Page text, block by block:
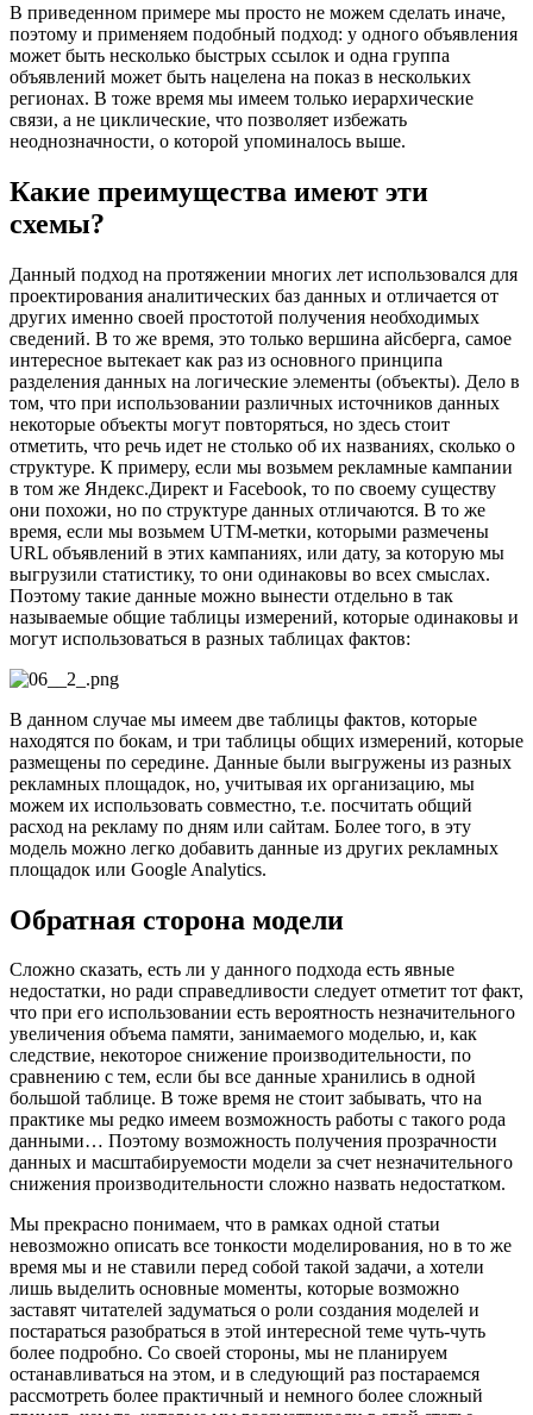
В приведенном примере мы просто не можем сделать иначе,
поэтому и применяем подобный подход: у одного объявления
может быть несколько быстрых ссылок и одна группа
объявлений может быть нацелена на показ в нескольких
регионах. В тоже время мы имеем только иерархические
связи, а не циклические, что позволяет избежать
неоднозначности, о которой упоминалось выше.
Какие преимущества имеют эти
схемы?
Данный подход на протяжении многих лет использовался для
проектирования аналитических баз данных и отличается от
других именно своей простотой получения необходимых
сведений. В то же время, это только вершина айсберга, самое
интересное вытекает как раз из основного принципа
разделения данных на логические элементы (объекты). Дело в
том, что при использовании различных источников данных
некоторые объекты могут повторяться, но здесь стоит
отметить, что речь идет не столько об их названиях, сколько о
структуре. К примеру, если мы возьмем рекламные кампании
в том же Яндекс.Директ и Facebook, то по своему существу
они похожи, но по структуре данных отличаются. В то же
время, если мы возьмем UTM-метки, которыми размечены
URL объявлений в этих кампаниях, или дату, за которую мы
выгрузили статистику, то они одинаковы во всех смыслах.
Поэтому такие данные можно вынести отдельно в так
называемые общие таблицы измерений, которые одинаковы и
могут использоваться в разных таблицах фактов:
В данном случае мы имеем две таблицы фактов, которые
находятся по бокам, и три таблицы общих измерений, которые
размещены по середине. Данные были выгружены из разных
рекламных площадок, но, учитывая их организацию, мы
можем их использовать совместно, т.е. посчитать общий
расход на рекламу по дням или сайтам. Более того, в эту
модель можно легко добавить данные из других рекламных
площадок или Google Analytics.
Обратная сторона модели
Сложно сказать, есть ли у данного подхода есть явные
недостатки, но ради справедливости следует отметит тот факт,
что при его использовании есть вероятность незначительного
увеличения объема памяти, занимаемого моделью, и, как
следствие, некоторое снижение производительности, по
сравнению с тем, если бы все данные хранились в одной
большой таблице. В тоже время не стоит забывать, что на
практике мы редко имеем возможность работы с такого рода
данными… Поэтому возможность получения прозрачности
данных и масштабируемости модели за счет незначительного
снижения производительности сложно назвать недостатком.
Мы прекрасно понимаем, что в рамках одной статьи
невозможно описать все тонкости моделирования, но в то же
время мы и не ставили перед собой такой задачи, а хотели
лишь выделить основные моменты, которые возможно
заставят читателей задуматься о роли создания моделей и
постараться разобраться в этой интересной теме чуть-чуть
более подробно. Со своей стороны, мы не планируем
останавливаться на этом, и в следующий раз постараемся
рассмотреть более практичный и немного более сложный